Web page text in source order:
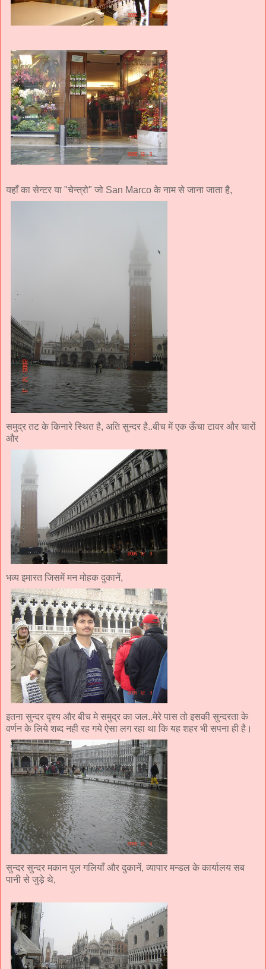
यहाँ का सेन्टर या "चेन्त्रो" जो San Marco के नाम से जाना जाता है,
समुद्र तट के किनारे स्थित है, अति सुन्दर है..बीच में एक ऊँचा टावर और चारों
और
भव्य इमारत जिसमें मन मोहक दुकानें,
इतना सुन्दर दृश्य और बीच मे समुद्र का जल..मेरे पास तो इसकी सुन्दरता के
वर्णन के लिये शब्द नही रह गये ऐसा लग रहा था कि यह शहर भी सपना ही है।
सुन्दर सुन्दर मकान पुल गलियाँ और दुकानें, व्यापार मन्डल के कार्यालय सब
पानी से जुड़े थे,